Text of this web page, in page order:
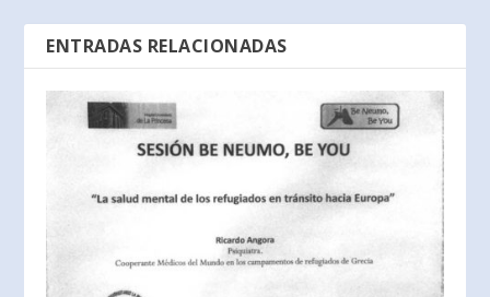
ENTRADAS RELACIONADAS